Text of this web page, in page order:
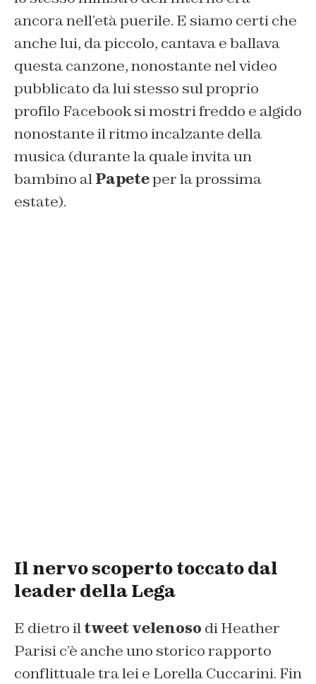
ancora nell’età puerile. E siamo certi che
anche lui, da piccolo, cantava e ballava
questa canzone, nonostante nel video
pubblicato da lui stesso sul proprio
profilo Facebook si mostri freddo e algido
nonostante il ritmo incalzante della
musica (durante la quale invita un
bambino alPapeteper la prossima
estate).
Il nervo scoperto toccato dal
leader della Lega
E dietro iltweet velenoso di Heather
Parisi c’è anche uno storico rapporto
conflittuale tra lei e Lorella Cuccarini. Fin